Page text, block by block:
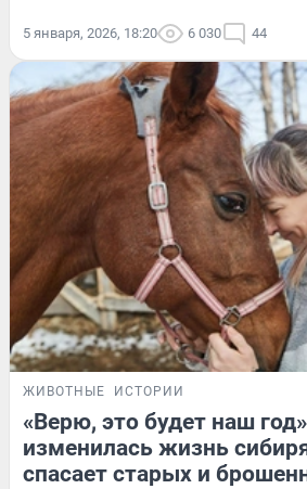
5 января, 2026, 18:20 6 030 44
ЖИВОТНЫЕ ИСТОРИИ
«Верю, это будет наш
изменилась жизнь
спасает старых и